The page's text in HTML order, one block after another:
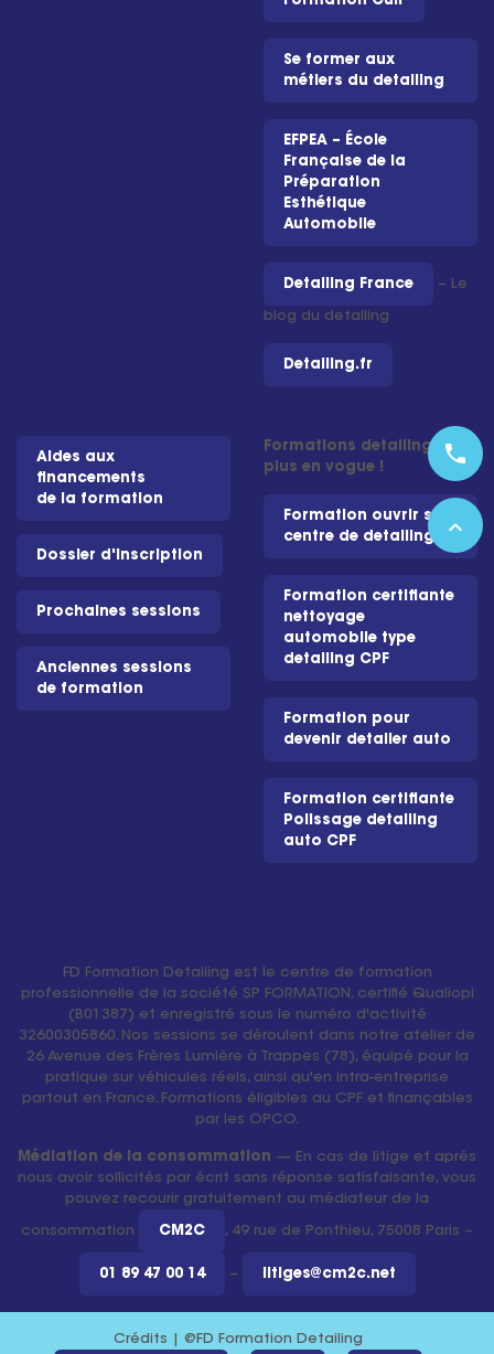
Se former aux
métiers du detailing
EFPEA – École
Française de la
Préparation
Esthétique
Automobile
Detailing France – Le
blog du detailing
Detailing.fr
Aides aux
financements
de la formation
Dossier d'inscription
Prochaines sessions
Anciennes sessions
de formation
Formations detailing les
plus en vogue !
Formation ouvrir son
centre de detailing
Formation certifiante
nettoyage
automobile type
detailing CPF
Formation pour
devenir detailer auto
Formation certifiante
Polissage detailing
auto CPF
FD Formation Detailing est le centre de formation
professionnelle de la société SP FORMATION, certifié Qualiopi
(B01387) et enregistré sous le numéro d'activité
32600305860. Nos sessions se déroulent dans notre atelier de
26 Avenue des Frères Lumière à Trappes (78), équipé pour la
pratique sur véhicules réels, ainsi qu'en intra-entreprise
partout en France. Formations éligibles au CPF et finançables
par les OPCO.
Médiation de la consommation — En cas de litige et après
nous avoir sollicités par écrit sans réponse satisfaisante, vous
pouvez recourir gratuitement au médiateur de la
consommation CM2C , 49 rue de Ponthieu, 75008 Paris –
01 89 47 00 14 – litiges@cm2c.net
Crédits | @FD Formation Detailing
phone
expand_less